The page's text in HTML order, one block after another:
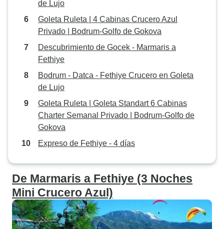
de Lujo
Goleta Ruleta | 4 Cabinas Crucero Azul
Privado | Bodrum-Golfo de Gokova
Descubrimiento de Gocek - Marmaris a
Fethiye
Bodrum - Datca - Fethiye Crucero en Goleta
de Lujo
Goleta Ruleta | Goleta Standart 6 Cabinas
Charter Semanal Privado | Bodrum-Golfo de
Gokova
Expreso de Fethiye - 4 días
De Marmaris a Fethiye (3 Noches
Mini Crucero Azul)